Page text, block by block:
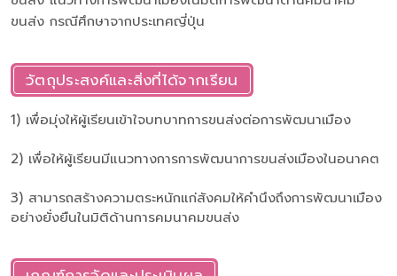
ขนส่ง กรณีศึกษาจากประเทศญี่ปุ่น
วัตถุประสงค์และสิ่งที่ได้จากเรียน
1) เพื่อมุ่งให้ผู้เรียนเข้าใจบทบาทการขนส่งต่อการพัฒนาเมือง
2) เพื่อให้ผู้เรียนมีแนวทางการการพัฒนาการขนส่งเมืองในอนาคต
3) สามารถสร้างความตระหนักแก่สังคมให้คำนึงถึงการพัฒนาเมือง
อย่างยั่งยืนในมิติด้านการคมนาคมขนส่ง